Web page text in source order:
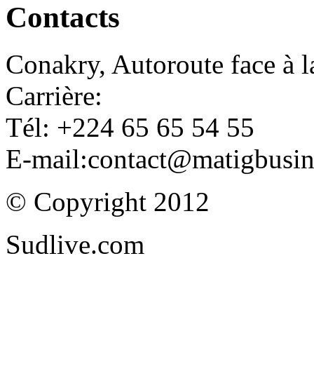
Contacts
Conakry, Autoroute face à
Carrière:
Tél: +224 65 65 54 55
E-
© Copyright 2012
Sudlive.com